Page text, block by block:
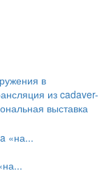
в
из cadaver-
выставка